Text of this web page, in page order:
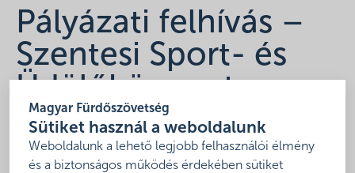
Magyar Fürdőszövetség
Sütiket használ a weboldalunk
Weboldalunk a lehető legjobb felhasználói élmény
és a biztonságos működés érdekében sütiket
Pályázati felhívás –
Szentesi Sport- és
Üdülőközpont
Nonprofit Kft.
ügyvezetői pozíció